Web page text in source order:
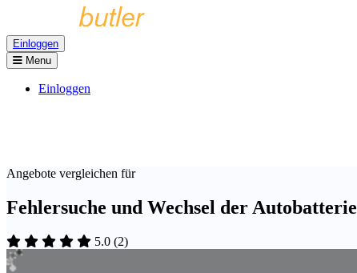
Einloggen
Menu
Einloggen
Angebote vergleichen für
Fehlersuche und Wechsel der
5.0 (2)